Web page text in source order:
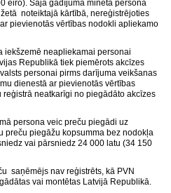
eiro). Šajā gadījumā minētā persona
noteiktajā kārtībā, nereģistrējoties
pievienotās vērtības nodokli apliekamo
iekšzemē neapliekamai personai
Republikā tiek piemērots akcīzes
personai pirms darījuma veikšanas
dienestā ar pievienotās vērtības
neatkarīgi no piegādāto akcīzes
persona veic preču piegādi uz
preču piegāžu kopsumma bez nodokļa
vai pārsniedz 24 000 latu (34 150
saņēmējs nav reģistrēts, kā PVN
vai montētas Latvijā Republikā.